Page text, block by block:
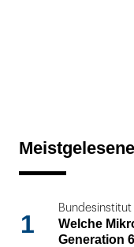
1
Welche
Generation